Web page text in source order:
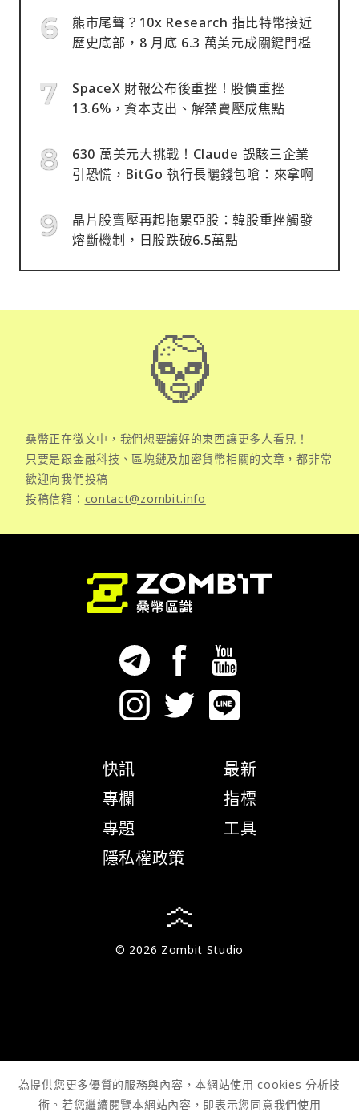
熊市尾聲？10x Research 指比特幣接近
歷史底部，8 月底 6.3 萬美元成關鍵門檻
SpaceX 財報公布後重挫！股價重挫
13.6%，資本支出、解禁賣壓成焦點
630 萬美元大挑戰！Claude 誤駭三企業
引恐慌，BitGo 執行長曬錢包嗆：來拿啊
晶片股賣壓再起拖累亞股：韓股重挫觸發
熔斷機制，日股跌破6.5萬點
桑幣正在徵文中，我們想要讓好的東西讓更多人看見！
只要是跟金融科技、區塊鏈及加密貨幣相關的文章，都非常
歡迎向我們投稿
投稿信箱： contact@zombit.info
快訊
專欄
專題
隱私權政策
最新
指標
工具
© 2026 Zombit Studio
為提供您更多優質的服務與內容，本網站使用 cookies 分析技
術。若您繼續閱覽本網站內容，即表示您同意我們使用